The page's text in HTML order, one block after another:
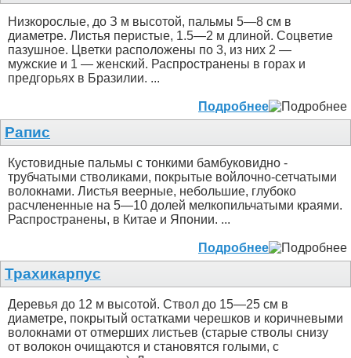
Низкорослые, до З м высотой, пальмы 5—8 см в
диаметре. Листья перистые, 1.5—2 м длиной. Соцветие
пазушное. Цветки расположены по 3, из них 2 —
мужские и 1 — женский. Распространены в горах и
предгорьях в Бразилии. ...
Подробнее
Рапис
Кустовидные пальмы с тонкими бамбуковидно -
трубчатыми стволиками, покрытые войлочно-сетчатыми
волокнами. Листья веерные, небольшие, глубоко
расчлененные на 5—10 долей мелкопильчатыми краями.
Распространены, в Китае и Японии. ...
Подробнее
Трахикарпус
Деревья до 12 м высотой. Ствол до 15—25 см в
диаметре, покрытый остатками черешков и коричневыми
волокнами от отмерших листьев (старые стволы снизу
от волокон очищаются и становятся голыми, с